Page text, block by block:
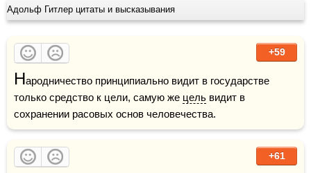
Адольф Гитлер цитаты и высказывания
+59
Народничество принципиально видит в государстве
только средство к цели, самую же цель видит в
сохранении расовых основ человечества.
+61